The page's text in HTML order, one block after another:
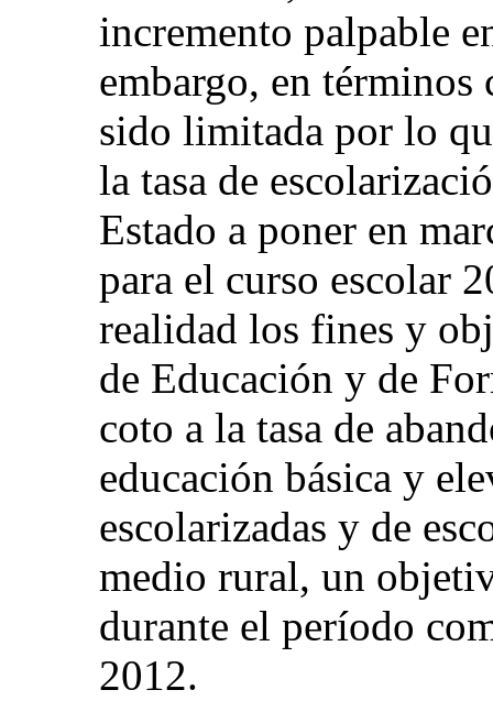
incremento palpable
embargo, en
sido limitada por lo
la tasa de
Estado a poner en
para el curso escolar
realidad los fines y
de Educación y de
coto a la tasa de
educación básica y
escolarizadas y de
medio rural, un
durante el período
2012.